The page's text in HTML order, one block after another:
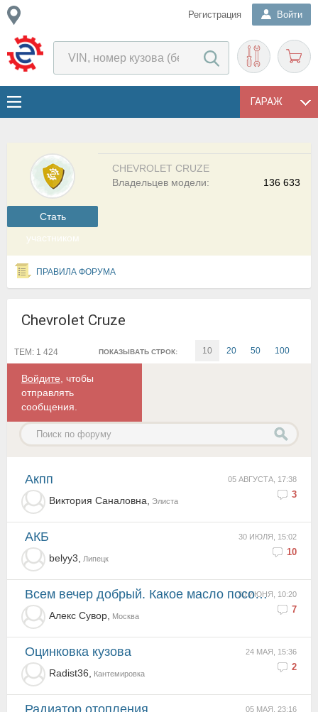
Регистрация Войти
ГАРАЖ
Cтать
участником
CHEVROLET CRUZE
136 633
Владельцев модели:
ПРАВИЛА ФОРУМА
Chevrolet Cruze
ПОКАЗЫВАТЬ СТРОК: 10 20 50 100
ТЕМ: 1 424
Войдите , чтобы
отправлять
сообщения.
05 АВГУСТА, 17:38
3
Акпп
Виктория Саналовна, Элиста
30 ИЮЛЯ, 15:02
10
АКБ
belyy3, Липецк
30 ИЮНЯ, 10:20
7
Всем вечер добрый. Какое масло посоветуете для двигателя вместо GM 5W30?
Алекс Сувор, Москва
24 МАЯ, 15:36
2
Оцинковка кузова
Radist36, Кантемировка
05 МАЯ, 23:16
Радиатор отопления,